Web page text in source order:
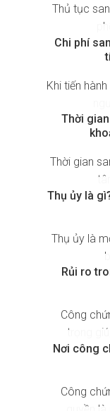
Thủ tục
Chi phí
Khi tiến
Thời
Thời gian
Thụ ủy là
Thụ ủy là
Rủi ro
Công
trọng
Nơi công
Công